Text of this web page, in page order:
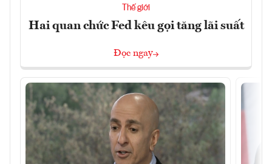
Thế giới
Hai quan chức Fed kêu gọi tăng lãi suất
Đọc ngay